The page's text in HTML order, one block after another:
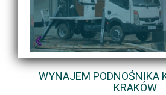
WYNAJEM PODNOŚNIKA
KRAKÓW